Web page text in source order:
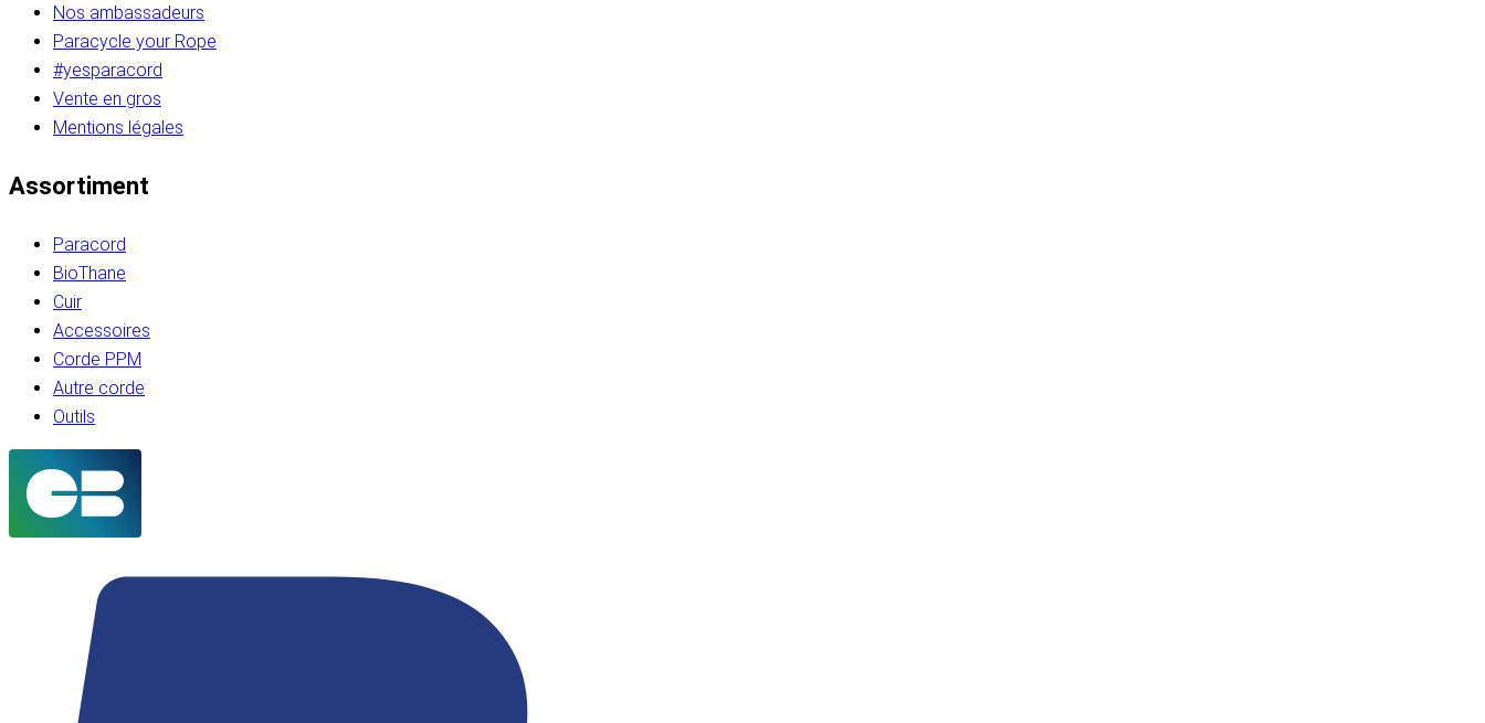
Nos ambassadeurs
Paracycle your Rope
#yesparacord
Vente en gros
Mentions légales
Assortiment
Paracord
BioThane
Cuir
Accessoires
Corde PPM
Autre corde
Outils